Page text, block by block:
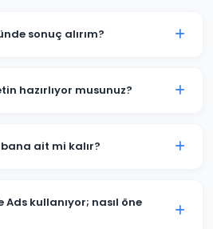
sonuç alırım?
7-14 gün içinde anlamlı trafik
hazırlıyor musunuz?
reklamlar dahil tüm kreatif
ait mi kalır?
erişimi yönetici (admin)
yöneticisi seviyesinde
kullanıyor; nasıl öne